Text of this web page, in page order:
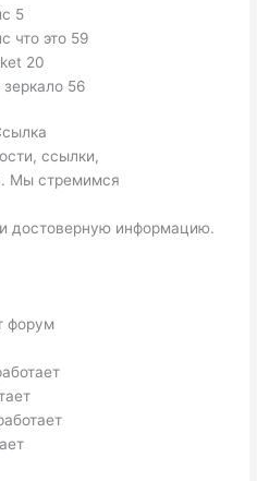
5
что это 59
20
56
ссылки,
Мы стремимся
достоверную информацию.
форум